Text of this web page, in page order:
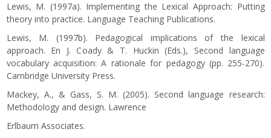
Lewis, M. (1997a). Implementing the Lexical Approach: Putting
theory into practice. Language Teaching Publications.
Lewis, M. (1997b). Pedagogical implications of the lexical
approach. En J. Coady & T. Huckin (Eds.), Second language
vocabulary acquisition: A rationale for pedagogy (pp. 255-270).
Cambridge University Press.
Mackey, A., & Gass, S. M. (2005). Second language research:
Methodology and design. Lawrence
Erlbaum Associates.